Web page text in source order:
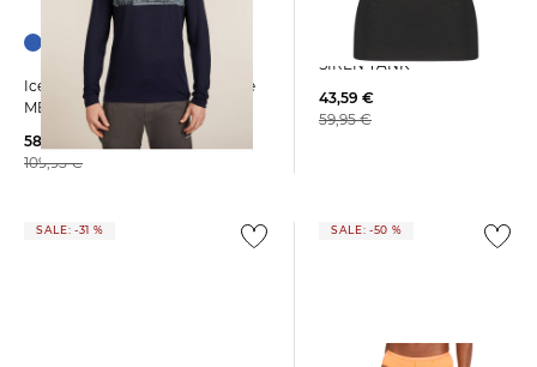
Icebreaker | Herren Longsleeve
MER 200 OASIS
58,99 €
109,95 €
Icebreaker | Damen
Funktionsunterhemd
SIREN TANK
43,59 €
59,95 €
SALE: -31 % SALE: -50 %